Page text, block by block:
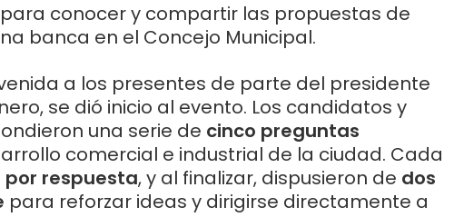
conocer y compartir las propuestas de
banca en el Concejo Municipal.
a los presentes de parte del presidente
se dió inicio al evento. Los candidatos y
una serie de cinco preguntas
comercial e industrial de la ciudad. Cada
respuesta, y al finalizar, dispusieron de dos
para reforzar ideas y dirigirse directamente a